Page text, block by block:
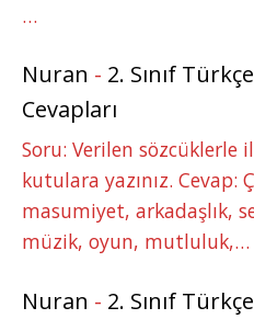
…
Nuran - 2. Sınıf
Cevapları
Soru: Verilen sözcüklerle
kutulara yazınız. Cevap:
masumiyet, arkadaşlık,
müzik, oyun, mutluluk,…
Nuran - 2. Sınıf